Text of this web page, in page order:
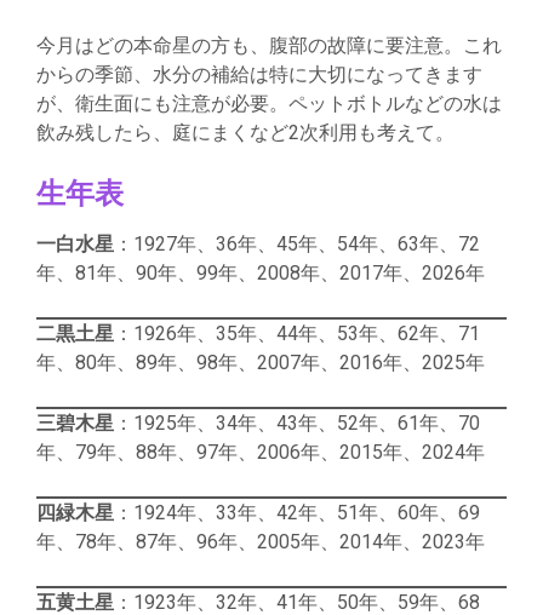
今月はどの本命星の方も、腹部の故障に要注意。これ
からの季節、水分の補給は特に大切になってきます
が、衛生面にも注意が必要。ペットボトルなどの水は
飲み残したら、庭にまくなど2次利用も考えて。
生年表
一白水星 ：1927年、36年、45年、54年、63年、72
年、81年、90年、99年、2008年、2017年、2026年
二黒土星 ：1926年、35年、44年、53年、62年、71
年、80年、89年、98年、2007年、2016年、2025年
三碧木星 ：1925年、34年、43年、52年、61年、70
年、79年、88年、97年、2006年、2015年、2024年
四緑木星 ：1924年、33年、42年、51年、60年、69
年、78年、87年、96年、2005年、2014年、2023年
五黄土星 ：1923年、32年、41年、50年、59年、68